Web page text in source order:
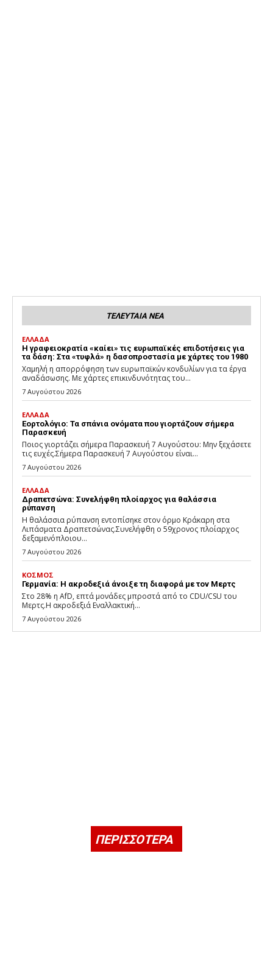
ΤΕΛΕΥΤΑΙΑ ΝΕΑ
ΕΛΛΑΔΑ
H γραφειοκρατία «καίει» τις ευρωπαϊκές επιδοτήσεις για
τα δάση: Στα «τυφλά» η δασοπροστασία με χάρτες του 1980
Χαμηλή η απορρόφηση των ευρωπαϊκών κονδυλίων για τα έργα
αναδάσωσης. Με χάρτες επικινδυνότητας του...
7 Αυγούστου 2026
ΕΛΛΑΔΑ
Εορτολόγιο: Τα σπάνια ονόματα που γιορτάζουν σήμερα
Παρασκευή
Ποιος γιορτάζει σήμερα Παρασκευή 7 Αυγούστου: Μην ξεχάσετε
τις ευχές.Σήμερα Παρασκευή 7 Αυγούστου είναι...
7 Αυγούστου 2026
ΕΛΛΑΔΑ
Δραπετσώνα: Συνελήφθη πλοίαρχος για θαλάσσια
ρύπανση
Η θαλάσσια ρύπανση εντοπίσηκε στον όρμο Κράκαρη στα
Λιπάσματα Δραπετσώνας.Συνελήφθη ο 59χρονος πλοίαρχος
δεξαμενόπλοιου...
7 Αυγούστου 2026
ΚΟΣΜΟΣ
Γερμανία: Η ακροδεξιά άνοιξε τη διαφορά με τον Μερτς
Στο 28% η AfD, επτά μονάδες μπροστά από το CDU/CSU του
Μερτς.Η ακροδεξιά Εναλλακτική...
7 Αυγούστου 2026
ΠΕΡΙΣΣΟΤΕΡΑ